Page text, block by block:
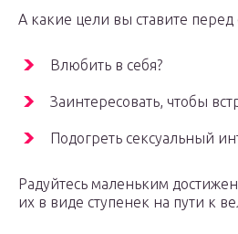
А какие цели вы ставите перед
Влюбить в себя?
Заинтересовать, чтобы
Подогреть сексуальный
Радуйтесь маленьким
их в виде ступенек на пути к